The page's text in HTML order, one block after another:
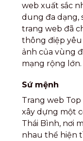
web xuất sắc
dung đa dạng,
trang web đã
thông điệp
ảnh của vùng
mạng rộng lớn.
Sứ mệnh
Trang web
xây dựng một
Thái Bình, nơi
nhau thể hiện